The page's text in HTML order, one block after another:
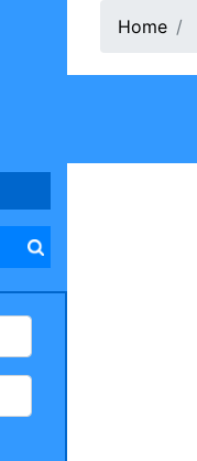
Home